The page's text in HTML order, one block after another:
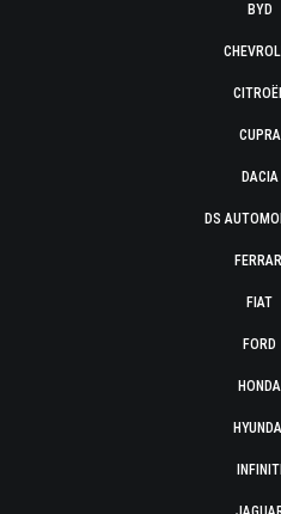
BYD
CUPRA
DACIA
DS
FERRARI
FIAT
FORD
HONDA
HYUNDAI
INFINITI